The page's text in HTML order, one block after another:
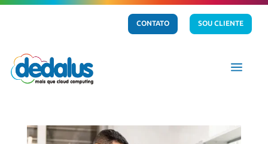
CONTATO SOU CLIENTE
a